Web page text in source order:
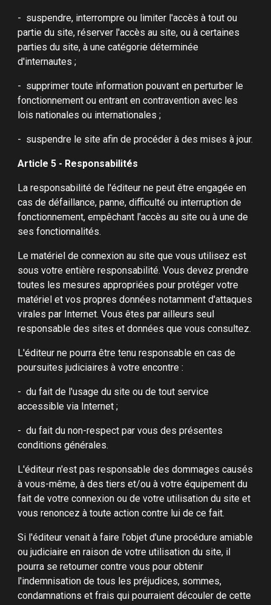
- suspendre, interrompre ou limiter l'accès à tout ou
partie du site, réserver l'accès au site, ou à certaines
parties du site, à une catégorie déterminée
d'internautes ;
- supprimer toute information pouvant en perturber le
fonctionnement ou entrant en contravention avec les
lois nationales ou internationales ;
- suspendre le site afin de procéder à des mises à jour.
Article 5 - Responsabilités
La responsabilité de l'éditeur ne peut être engagée en
cas de défaillance, panne, difficulté ou interruption de
fonctionnement, empêchant l'accès au site ou à une de
ses fonctionnalités.
Le matériel de connexion au site que vous utilisez est
sous votre entière responsabilité. Vous devez prendre
toutes les mesures appropriées pour protéger votre
matériel et vos propres données notamment d'attaques
virales par Internet. Vous êtes par ailleurs seul
responsable des sites et données que vous consultez.
L'éditeur ne pourra être tenu responsable en cas de
poursuites judiciaires à votre encontre :
- du fait de l'usage du site ou de tout service
accessible via Internet ;
- du fait du non-respect par vous des présentes
conditions générales.
L'éditeur n'est pas responsable des dommages causés
à vous-même, à des tiers et/ou à votre équipement du
fait de votre connexion ou de votre utilisation du site et
vous renoncez à toute action contre lui de ce fait.
Si l'éditeur venait à faire l'objet d'une procédure amiable
ou judiciaire en raison de votre utilisation du site, il
pourra se retourner contre vous pour obtenir
l'indemnisation de tous les préjudices, sommes,
condamnations et frais qui pourraient découler de cette